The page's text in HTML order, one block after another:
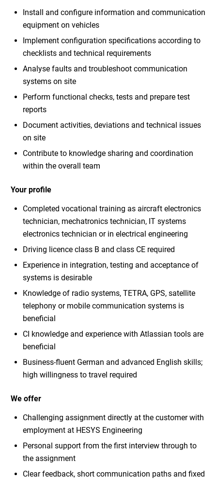
Install and configure information and communication
equipment on vehicles
Implement configuration specifications according to
checklists and technical requirements
Analyse faults and troubleshoot communication
systems on site
Perform functional checks, tests and prepare test
reports
Document activities, deviations and technical issues
on site
Contribute to knowledge sharing and coordination
within the overall team
Your profile
Completed vocational training as aircraft electronics
technician, mechatronics technician, IT systems
electronics technician or in electrical engineering
Driving licence class B and class CE required
Experience in integration, testing and acceptance of
systems is desirable
Knowledge of radio systems, TETRA, GPS, satellite
telephony or mobile communication systems is
beneficial
CI knowledge and experience with Atlassian tools are
beneficial
Business-fluent German and advanced English skills;
high willingness to travel required
We offer
Challenging assignment directly at the customer with
employment at HESYS Engineering
Personal support from the first interview through to
the assignment
Clear feedback, short communication paths and fixed